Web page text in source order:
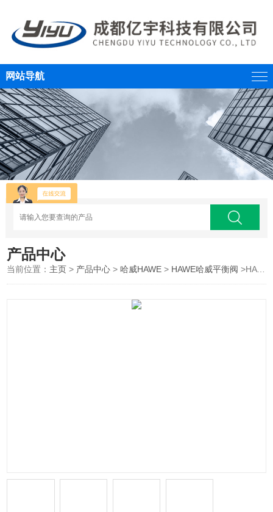
网站导航
产品中心
当前位置： 主页 > 产品中心 >哈威HAWE > HAWE哈威平衡阀 >HAWE哈威LHDV系列平衡阀